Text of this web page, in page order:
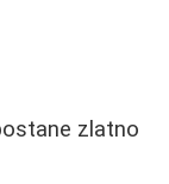
zlatno